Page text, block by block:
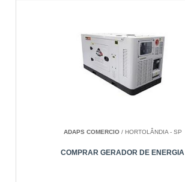
ADAPS COMERCIO / HORTOLÂNDIA - SP
COMPRAR GERADOR DE ENERGIA